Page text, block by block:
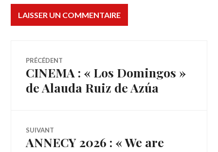
Navigation
de
PRÉCÉDENT
Article
précédent :
CINEMA : « Los Domingos »
de Alauda Ruiz de Azúa
SUIVANT
Article
ANNECY 2026 : « We are